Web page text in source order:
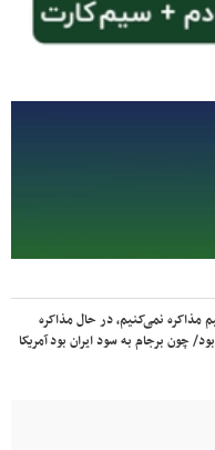
مذاکره نمی‌کنیم، در حال مذاکره
چون برجام به سود ایران بود آمریکا